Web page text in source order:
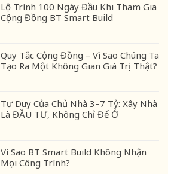
Lộ Trình 100 Ngày Đầu Khi Tham Gia
Cộng Đồng BT Smart Build
Quy Tắc Cộng Đồng – Vì Sao Chúng Ta
Tạo Ra Một Không Gian Giá Trị Thật?
Tư Duy Của Chủ Nhà 3–7 Tỷ: Xây Nhà
Là ĐẦU TƯ, Không Chỉ Để Ở
Vì Sao BT Smart Build Không Nhận
Mọi Công Trình?